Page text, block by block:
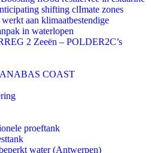
shifting clImate zones
aan klimaatbestendige
in waterlopen
2 Zeeën – POLDER2C’s
COAST
proeftank
water (Antwerpen)